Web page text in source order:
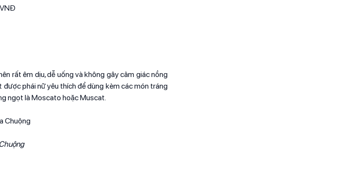
rất êm dịu, dễ uống và không gây cảm giác nồng
phái nữ yêu thích để dùng kèm các món tráng
ngọt là Moscato hoặc Muscat.